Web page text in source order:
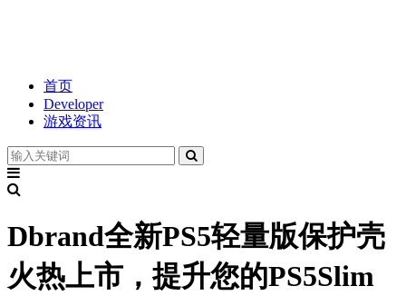
首页
Developer
游戏资讯
Dbrand全新PS5轻量版保护壳
火热上市，提升您的PS5Slim